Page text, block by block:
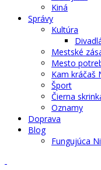
Kiná
Správy
Kultúra
Mestské
Mesto
Kam kráčaš
Šport
Čierna
Oznamy
Doprava
Blog
Fungujúca